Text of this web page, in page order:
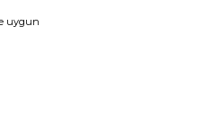
uygun